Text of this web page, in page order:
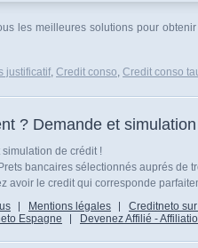
les meilleures solutions pour
justificatif, Credit conso, Credit conso
? Demande et
de crédit !
bancaires sélectionnés auprés
avoir le credit qui corresponde
Mentions légales Creditneto
Espagne Devenez Affilié -